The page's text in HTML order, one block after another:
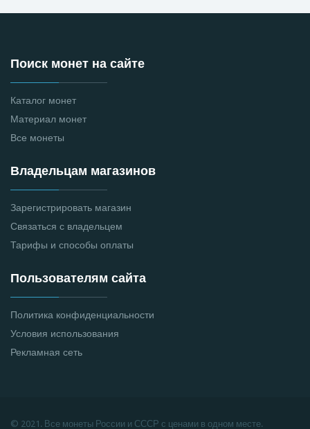
Поиск монет на сайте
Каталог монет
Материал монет
Все монеты
Владельцам магазинов
Зарегистрировать магазин
Связаться с владельцем
Тарифы и способы оплаты
Пользователям сайта
Политика конфиденциальности
Условия использования
Рекламная сеть
© 2021. Все монеты России и СССР с ценами в одном месте.